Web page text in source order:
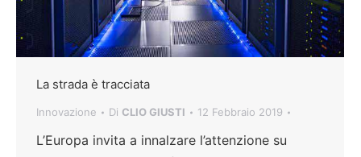
La strada è tracciata
Innovazione Di CLIO GIUSTI 12 Febbraio 2019
L’Europa invita a innalzare l’attenzione su